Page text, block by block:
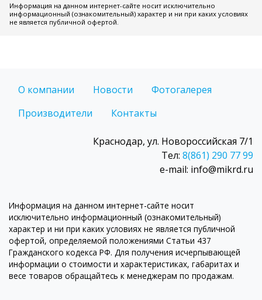
Информация на данном интернет-сайте носит исключительно
информационный (ознакомительный) характер и ни при каких условиях
не является публичной офертой.
О компании Новости
Фотогалерея
Производители
Контакты
Краснодар, ул. Новороссийская 7/1
Тел: 8(861) 290 77 99
e-mail: info@mikrd.ru
Информация на данном интернет-сайте носит
исключительно информационный (ознакомительный)
характер и ни при каких условиях не является публичной
офертой, определяемой положениями Статьи 437
Гражданского кодекса РФ. Для получения исчерпывающей
информации о стоимости и характеристиках, габаритах и
весе товаров обращайтесь к менеджерам по продажам.